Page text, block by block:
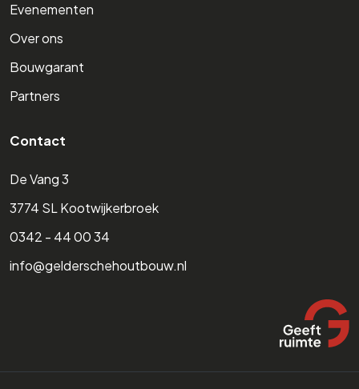
Evenementen
Over ons
Bouwgarant
Partners
Contact
De Vang 3
3774 SL Kootwijkerbroek
0342 - 44 00 34
info@gelderschehoutbouw.nl